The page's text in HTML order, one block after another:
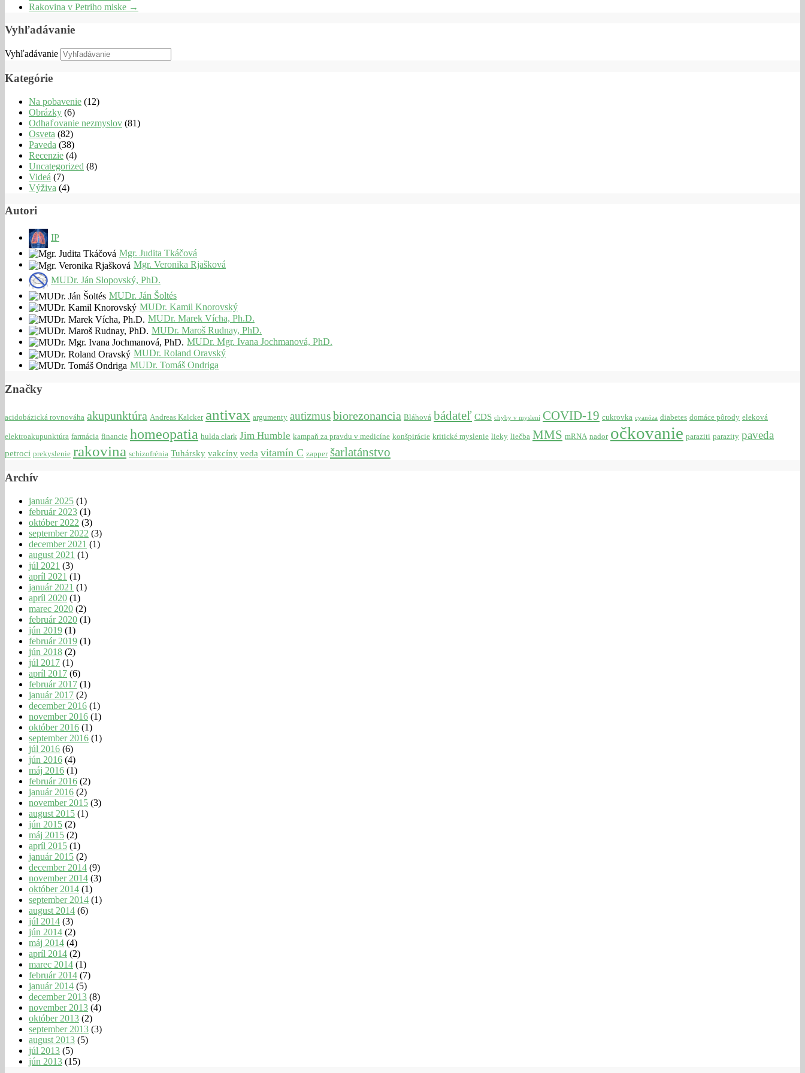
Rakovina v Petriho miske →
Vyhľadávanie
Vyhľadávanie
Kategórie
Na pobavenie (12)
Obrázky (6)
Odhaľovanie nezmyslov (81)
Osveta (82)
Paveda (38)
Recenzie (4)
Uncategorized (8)
Videá (7)
Výživa (4)
Autori
IP
Mgr. Judita Tkáčová
Mgr. Veronika Rjašková
MUDr. Ján Slopovský, PhD.
MUDr. Ján Šoltés
MUDr. Kamil Knorovský
MUDr. Marek Vícha, Ph.D.
MUDr. Maroš Rudnay, PhD.
MUDr. Mgr. Ivana Jochmanová, PhD.
MUDr. Roland Oravský
MUDr. Tomáš Ondriga
Značky
acidobázická rovnováha akupunktúra Andreas Kalcker antivax argumenty autizmusbiorezonancia Bláhová bádateľ CDS chyby v myslení COVID-19 cukrovka cyanóza diabetes domáce pôrody eleková
elektroakupunktúra farmácia financie homeopatia hulda clark Jim Humble kampaň za pravdu v medicíne konšpirácie kritické myslenie lieky liečba MMS mRNA nador očkovanie paraziti parazity paveda
petroci prekyslenie rakovina schizofrénia Tuhársky vakcíny veda vitamín C zapper šarlatánstvo
Archív
január 2025 (1)
február 2023 (1)
október 2022 (3)
september 2022 (3)
december 2021 (1)
august 2021 (1)
júl 2021 (3)
apríl 2021 (1)
január 2021 (1)
apríl 2020 (1)
marec 2020 (2)
február 2020 (1)
jún 2019 (1)
február 2019 (1)
jún 2018 (2)
júl 2017 (1)
apríl 2017 (6)
február 2017 (1)
január 2017 (2)
december 2016 (1)
november 2016 (1)
október 2016 (1)
september 2016 (1)
júl 2016 (6)
jún 2016 (4)
máj 2016 (1)
február 2016 (2)
január 2016 (2)
november 2015 (3)
august 2015 (1)
jún 2015 (2)
máj 2015 (2)
apríl 2015 (1)
január 2015 (2)
december 2014 (9)
november 2014 (3)
október 2014 (1)
september 2014 (1)
august 2014 (6)
júl 2014 (3)
jún 2014 (2)
máj 2014 (4)
apríl 2014 (2)
marec 2014 (1)
február 2014 (7)
január 2014 (5)
december 2013 (8)
november 2013 (4)
október 2013 (2)
september 2013 (3)
august 2013 (5)
júl 2013 (5)
jún 2013 (15)